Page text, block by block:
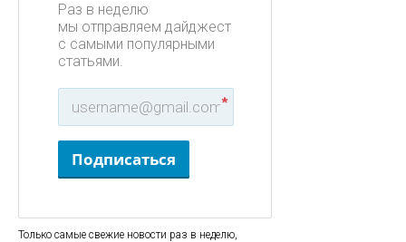
Раз в неделю
мы отправляем дайджест
с самыми популярными
статьями.
*
Подписаться
Только самые свежие новости раз в неделю,